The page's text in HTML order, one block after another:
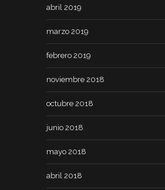
abril 2019
marzo 2019
febrero 2019
noviembre 2018
octubre 2018
junio 2018
mayo 2018
abril 2018